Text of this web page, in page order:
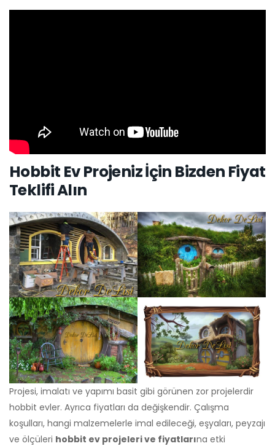
Hobbit Ev Projeniz İçin Bizden Fiyat
Teklifi Alın
Projesi, imalatı ve yapımı basit gibi görünen zor projelerdir
hobbit evler. Ayrıca fiyatları da değişkendir. Çalışma
koşulları, hangi malzemelerle imal edileceği, eşyaları, peyzajı
ve ölçüleri hobbit ev projeleri ve fiyatlarına etki